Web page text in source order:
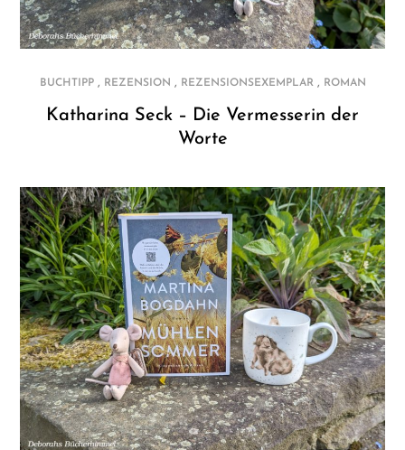
BUCHTIPP, REZENSION , REZENSIONSEXEMPLAR, ROMAN
Katharina Seck – Die Vermesserin der
Worte